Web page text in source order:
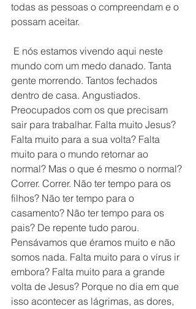
todas as pessoas o compreendam e o
possam aceitar.
mundo com um medo danado. Tanta
gente morrendo. Tantos fechados
dentro de casa. Angustiados.
Preocupados com os que precisam
sair para trabalhar. Falta muito Jesus?
Falta muito para a sua volta? Falta
muito para o mundo retornar ao
normal? Mas o que é mesmo o normal?
Correr. Correr. Não ter tempo para os
filhos? Não ter tempo para o
casamento? Não ter tempo para os
pais? De repente tudo parou.
Pensávamos que éramos muito e não
somos nada. Falta muito para o vírus ir
embora? Falta muito para a grande
volta de Jesus? Porque no dia em que
isso acontecer as lágrimas, as dores,